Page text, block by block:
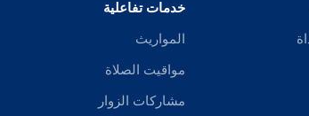
خدمات تفاعلية
المواريث
مواقيت الصلاة
مشاركات الزوار